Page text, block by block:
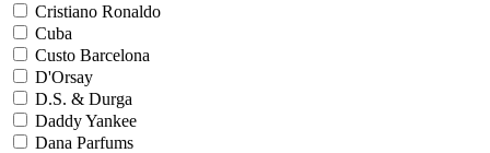
Cristiano Ronaldo
Cuba
Custo Barcelona
D'Orsay
D.S. & Durga
Daddy Yankee
Dana Parfums